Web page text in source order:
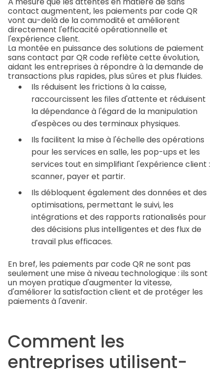
contact augmentent, les paiements par code QR
vont au-delà de la commodité et améliorent
directement l'efficacité opérationnelle et
l'expérience client.
La montée en puissance des solutions de paiement
sans contact par QR code reflète cette évolution,
aidant les entreprises à répondre à la demande de
transactions plus rapides, plus sûres et plus fluides.
Ils réduisent les frictions à la caisse,
raccourcissent les files d'attente et réduisent
la dépendance à l'égard de la manipulation
d'espèces ou des terminaux physiques.
Ils facilitent la mise à l'échelle des opérations
pour les services en salle, les pop-ups et les
services tout en simplifiant l'expérience client :
scanner, payer et partir.
Ils débloquent également des données et des
optimisations, permettant le suivi, les
intégrations et des rapports rationalisés pour
des décisions plus intelligentes et des flux de
travail plus efficaces.
En bref, les paiements par code QR ne sont pas
seulement une mise à niveau technologique : ils sont
un moyen pratique d'augmenter la vitesse,
d'améliorer la satisfaction client et de protéger les
paiements à l'avenir.
Comment les
entreprises utilisent-